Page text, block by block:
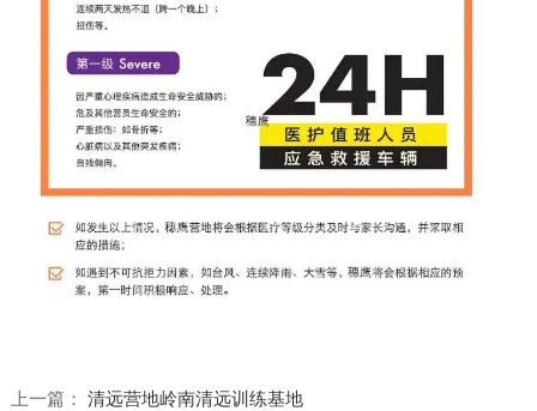
上一篇： 清远营地岭南清远训练基地